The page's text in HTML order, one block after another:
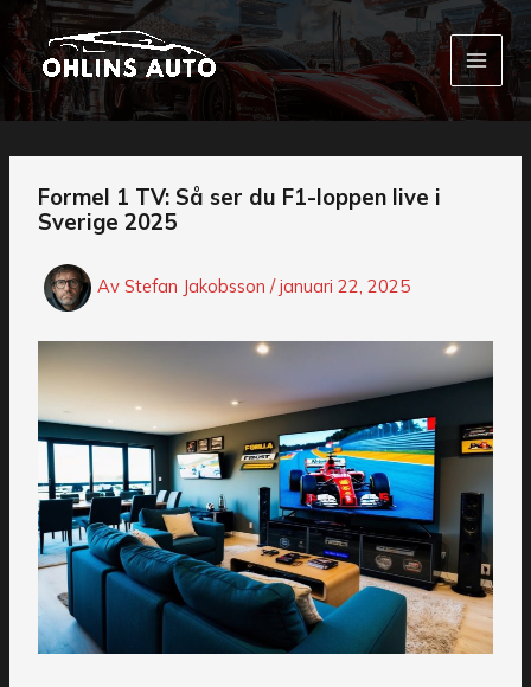
Hoppa
till
innehåll
Formel 1 TV: Så ser du F1-loppen live i
Sverige 2025
Av Stefan Jakobsson /januari 22, 2025